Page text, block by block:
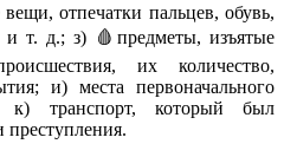
отпечатки пальцев, обувь,
и т. д.; з) 🩸предметы, изъятые
их количество,
и) места первоначального
к) транспорт, который был
преступления.